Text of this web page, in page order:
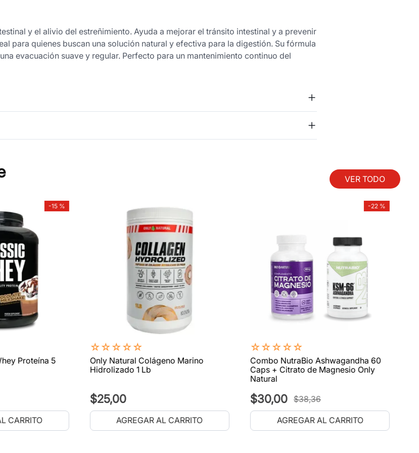
y el alivio del estreñimiento. Ayuda a mejorar el tránsito intestinal y a prevenir
para quienes buscan una solución natural y efectiva para la digestión. Su fórmula
evacuación suave y regular. Perfecto para un mantenimiento continuo del
VER TODO
-15 %
Proteína 5
CARRITO
☆☆☆☆☆
Only Natural Colágeno Marino
Hidrolizado 1 Lb
$25,00
AGREGAR AL CARRITO
-22 %
☆☆☆☆☆
Combo NutraBio Ashwagandha 60
Caps + Citrato de Magnesio Only
Natural
$30,00 $38,36
AGREGAR AL CARRITO